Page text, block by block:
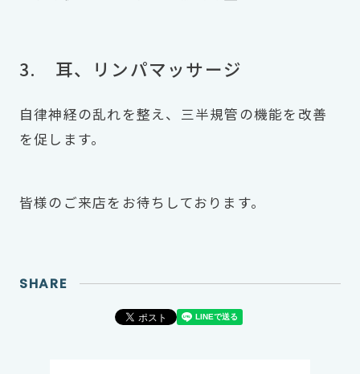
3. 耳、リンパマッサージ
自律神経の乱れを整え、三半規管の機能を改善
を促します。
皆様のご来店をお待ちしております。
SHARE